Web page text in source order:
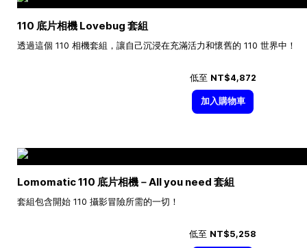
110 底片相機 Lovebug 套組
透過這個 110 相機套組，讓自己沉浸在充滿活力和懷舊的 110 世界中！
低至 NT$4,872
加入購物車
Lomomatic 110 底片相機－All you need 套組
套組包含開始 110 攝影冒險所需的一切！
低至 NT$5,258